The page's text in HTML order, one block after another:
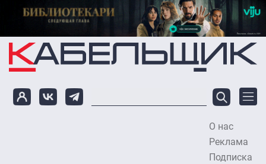
Перейти к основному содержанию
О нас
Реклама
Подписка